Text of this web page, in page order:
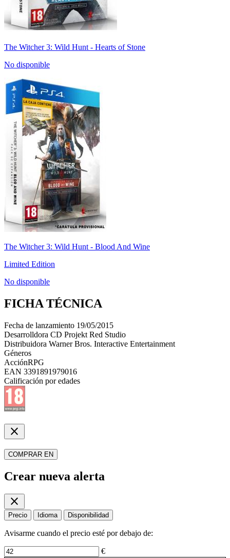
The Witcher 3: Wild Hunt - Hearts of Stone
No disponible
The Witcher 3: Wild Hunt - Blood And Wine
Limited Edition
No disponible
FICHA TÉCNICA
Fecha de lanzamiento 19/05/2015
Desarrolldora CD Projekt Red Studio
Distribuidora Warner Bros. Interactive Entertainment
Géneros
AcciónRPG
EAN 3391891979016
Calificación por edades
close
COMPRAR EN
Crear nueva alerta
close
Precio Idioma Disponibilidad
Avisarme cuando el precio esté por debajo de:
€